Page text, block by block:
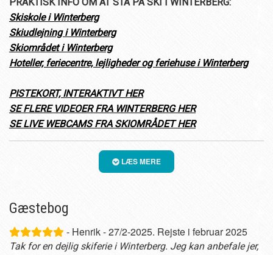
Skiskole i Winterberg
Skiudlejning i Winterberg
Skiområdet i Winterberg
Hoteller, feriecentre, lejligheder og feriehuse i Winterberg
PISTEKORT, INTERAKTIVT HER
SE FLERE VIDEOER FRA WINTERBERG HER
SE LIVE WEBCAMS FRA SKIOMRÅDET HER
LÆS MERE
Gæstebog
- Henrik - 27/2-2025. Rejste i februar 2025
Tak for en dejlig skiferie i Winterberg. Jeg kan anbefale jer,